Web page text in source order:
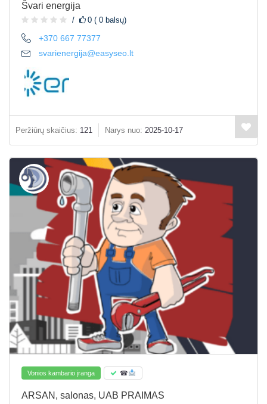
Švari energija
0 ( 0 balsų)
+370 667 77377
svarienergija@easyseo.lt
Peržiūrų skaičius: 121 Narys nuo: 2025-10-17
Vonios kambario įranga ☎
ARSAN, salonas, UAB PRAIMAS